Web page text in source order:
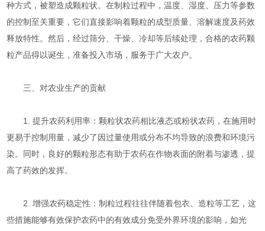
种方式，被塑造成颗粒状。在制粒过程中，温度、湿度、压力等参数
的控制至关重要，它们直接影响着颗粒的成型质量、溶解速度及药效
释放特性。然后，经过筛分、干燥、冷却等后续处理，合格的农药颗
粒产品得以诞生，准备投入市场，服务于广大农户。
三、对农业生产的贡献
1. 提升农药利用率：颗粒状农药相比液态或粉状农药，在施用时
更易于控制用量，减少了因过量使用或分布不均导致的浪费和环境污
染。同时，良好的颗粒形态有助于农药在作物表面的附着与渗透，提
高了药效的发挥。
2. 增强农药稳定性：制粒过程往往伴随着包衣、造粒等工艺，这
些措施能够有效保护农药中的有效成分免受外界环境的影响，如光